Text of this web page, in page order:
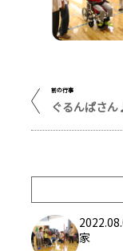
前の行事
ぐるんぱさ
家